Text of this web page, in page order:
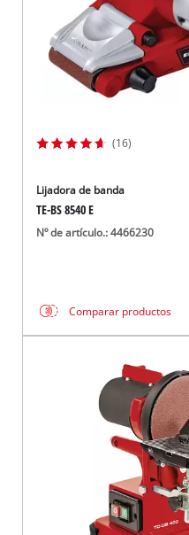
(16)
Lijadora de banda
TE-BS 8540 E
Nº de artículo.: 4466230
Comparar productos